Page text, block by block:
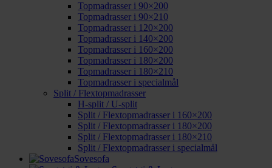
Topmadrasser i 90×200
Topmadrasser i 90×210
Topmadrasser i 120×200
Topmadrasser i 140×200
Topmadrasser i 160×200
Topmadrasser i 180×200
Topmadrasser i 180×210
Topmadrasser i specialmål
Split / Flextopmadrasser
H-split / U-split
Split / Flextopmadrasser i 160×200
Split / Flextopmadrasser i 180×200
Split / Flextopmadrasser i 180×210
Split / Flextopmadrasser i specialmål
Sovesofa